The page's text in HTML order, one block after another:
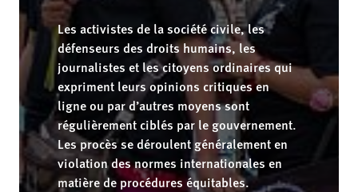
Les activistes de la société civile, les
défenseurs des droits humains, les
journalistes et les citoyens ordinaires qui
expriment leurs opinions critiques en
ligne ou par d’autres moyens sont
régulièrement ciblés par le gouvernement.
Les procès se déroulent généralement en
violation des normes internationales en
matière de procédures équitables.